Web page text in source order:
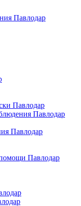
Павлодар
Павлодар
Павлодар
Павлодар
Павлодар